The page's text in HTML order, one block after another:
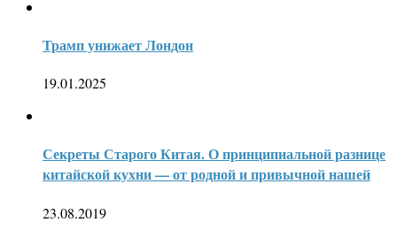
Трамп унижает Лондон
19.01.2025
Секреты Старого Китая. О принципиальной разнице
китайской кухни — от родной и привычной нашей
23.08.2019